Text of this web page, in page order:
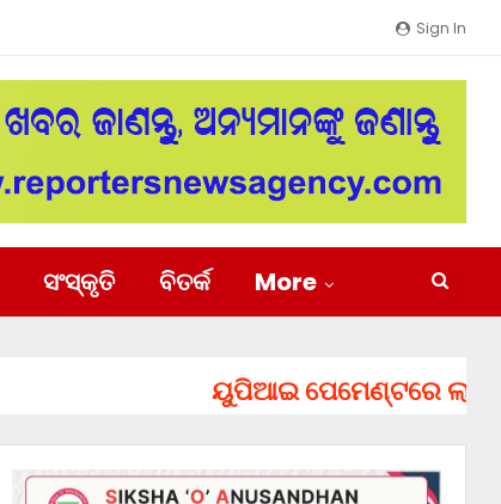
Sign In
ସଂସ୍କୃତି ବିତର୍କ More
ୟୁପିଆଇ ପେମେଣ୍ଟରେ ଲାଗିପାରେ